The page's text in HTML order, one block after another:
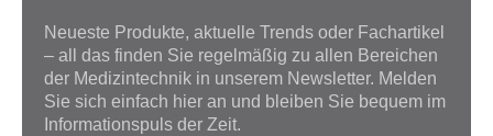
Neueste Produkte, aktuelle Trends oder Fachartikel
– all das finden Sie regelmäßig zu allen Bereichen
der Medizintechnik in unserem Newsletter. Melden
Sie sich einfach hier an und bleiben Sie bequem im
Informationspuls der Zeit.